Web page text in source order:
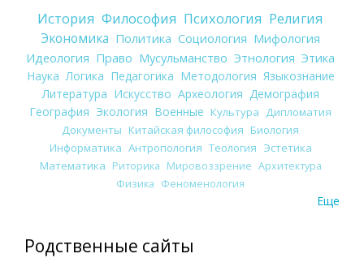
История Философия Психология Религия
Экономика Политика Социология Мифология
Идеология Право Мусульманство Этнология Этика
Наука Логика Педагогика Методология Языкознание
Литература Искусство Археология Демография
География Экология Военные Культура
Дипломатия
Документы Китайская философия Биология
Информатика Антропология Теология Эстетика
Математика Риторика Мировоззрение Архитектура
Физика Феноменология
Еще
Родственные сайты